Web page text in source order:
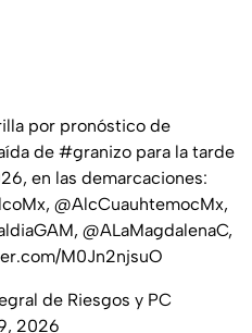
por pronóstico de
de #granizo para la tarde
en las demarcaciones:
, @AlcCuauhtemocMx,
, @ALaMagdalenaC,
M0Jn2njsuO
de Riesgos y PC
2026